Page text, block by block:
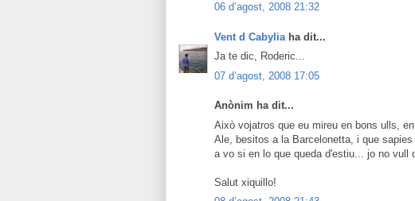
06 d’agost, 2008 21:32
Vent d Cabylia ha dit...
Ja te dic, Roderic...
07 d’agost, 2008 17:05
Anònim ha dit...
Això vojatros que eu mireu en bons ulls,
Ale, besitos a la Barcelonetta, i que
a vo si en lo que queda d'estiu... jo no vull
Salut xiquillo!